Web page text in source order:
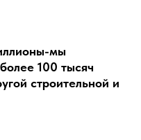
мы
100 тысяч
строительной и